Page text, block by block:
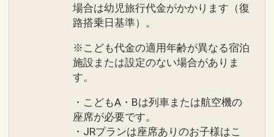
場合は幼児旅行代金がかかります（復
路搭乗日基準）。
※こども代金の適用年齢が異なる宿泊
施設または設定のない場合がありま
す。
・こどもA・Bは列車または航空機の
座席が必要です。
・JRプランは座席ありのお子様はこ